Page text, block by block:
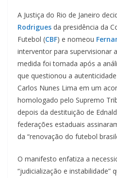
A Justiça do Rio de Janeiro
Rodrigues da presidência da
Futebol (CBF) e nomeou
interventor para supervisionar
medida foi tomada após a
que questionou a
Carlos Nunes Lima em um
homologado pelo Supremo
depois da destituição de
federações estaduais
da “renovação do futebol
O manifesto enfatiza a
“judicialização e